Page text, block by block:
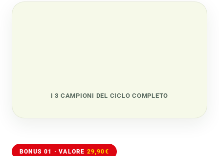
I 3 CAMPIONI DEL CICLO COMPLETO
BONUS 01 · VALORE 29,90€